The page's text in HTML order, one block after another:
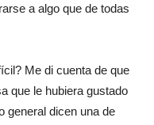
a algo que de todas
Me di cuenta de que
que le hubiera gustado
general dicen una de